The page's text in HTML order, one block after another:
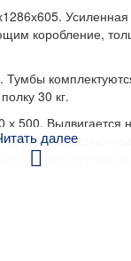
Усиленная
коробление,
30 кг.
Выдвигается
на
мм: 150/150/
далее